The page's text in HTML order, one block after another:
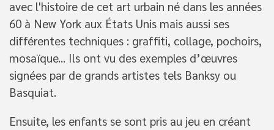
avec l'histoire de cet art urbain né dans les années
60 à New York aux États Unis mais aussi ses
différentes techniques : graffiti, collage, pochoirs,
mosaïque... Ils ont vu des exemples d’œuvres
signées par de grands artistes tels Banksy ou
Basquiat.
Ensuite, les enfants se sont pris au jeu en créant